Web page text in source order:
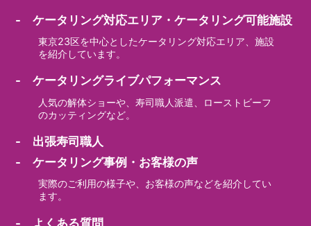
- ケータリング対応エリア・ケータリング可能施設
東京23区を中心としたケータリング対応エリア、施設
を紹介しています。
- ケータリングライブパフォーマンス
人気の解体ショーや、寿司職人派遣、ローストビーフ
のカッティングなど。
- 出張寿司職人
- ケータリング事例・お客様の声
実際のご利用の様子や、お客様の声などを紹介してい
ます。
- よくある質問